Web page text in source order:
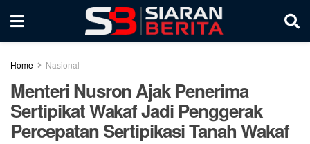
Home Nasional
Menteri Nusron Ajak Penerima
Sertipikat Wakaf Jadi Penggerak
Percepatan Sertipikasi Tanah Wakaf